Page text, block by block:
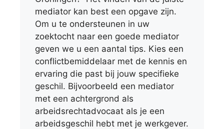
mediator kan best een opgave zijn.
Om u te ondersteunen in uw
zoektocht naar een goede mediator
geven we u een aantal tips. Kies een
conflictbemiddelaar met de kennis en
ervaring die past bij jouw specifieke
geschil. Bijvoorbeeld een mediator
met een achtergrond als
arbeidsrechtadvocaat als je een
arbeidsgeschil hebt met je werkgever.